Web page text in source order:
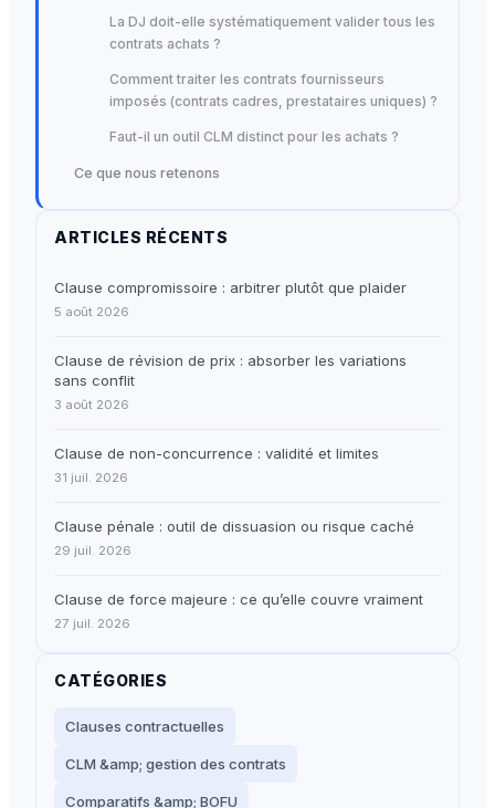
La DJ doit-elle systématiquement valider tous les
contrats achats ?
Comment traiter les contrats fournisseurs
imposés (contrats cadres, prestataires uniques) ?
Faut-il un outil CLM distinct pour les achats ?
Ce que nous retenons
ARTICLES RÉCENTS
Clause compromissoire : arbitrer plutôt que plaider
5 août 2026
Clause de révision de prix : absorber les variations
sans conflit
3 août 2026
Clause de non-concurrence : validité et limites
31 juil. 2026
Clause pénale : outil de dissuasion ou risque caché
29 juil. 2026
Clause de force majeure : ce qu’elle couvre vraiment
27 juil. 2026
CATÉGORIES
Clauses contractuelles
CLM &amp; gestion des contrats
Comparatifs &amp; BOFU